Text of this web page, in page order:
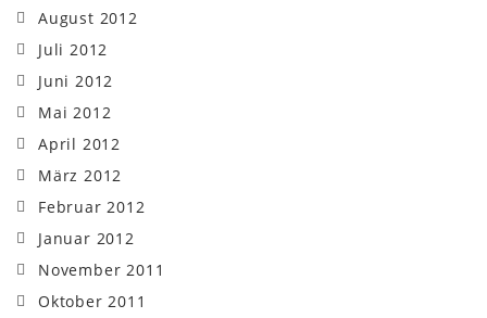
August 2012
Juli 2012
Juni 2012
Mai 2012
April 2012
März 2012
Februar 2012
Januar 2012
November 2011
Oktober 2011